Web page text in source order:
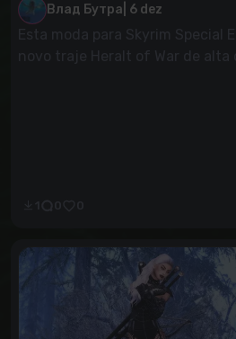
Влад Бутра 6 dez
Esta moda para Skyrim Special
novo traje Heralt of War de